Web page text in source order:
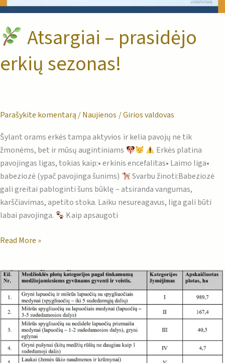
Atsargiai – prasidėjo
erkių sezonas!
Parašykite komentarą /Naujienos /Girios valdovas
Šylant orams erkės tampa aktyvios ir kelia pavojų ne tik
žmonėms, bet ir mūsų augintiniams
Erkės platina
pavojingas ligas, tokias kaip:• erkinis encefalitas• Laimo liga•
babeziozė (ypač pavojinga šunims)
Svarbu žinoti:Babeziozė
gali greitai pabloginti šuns būklę – atsiranda vangumas,
karščiavimas, apetito stoka. Laiku nesureagavus, liga gali būti
labai pavojinga.
Kaip apsaugoti
Read More »
Aplinkos
ministerija
paskelbė
koeficientą
2025
m.